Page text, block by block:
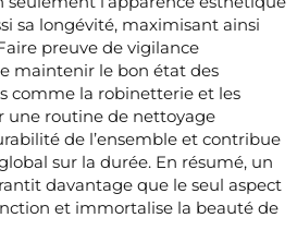
sa longévité, maximisant ainsi
preuve de vigilance
maintenir le bon état des
comme la robinetterie et les
une routine de nettoyage
de l’ensemble et contribue
sur la durée. En résumé, un
davantage que le seul aspect
et immortalise la beauté de